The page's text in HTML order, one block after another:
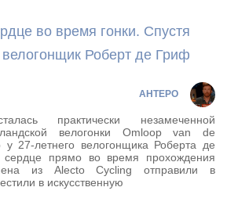
во время гонки. Спустя
Роберт де Гриф
AHTEPO
практически незамеченной
велогонки Omloop van de
27-летнего велогонщика Роберта де
сердце прямо во время прохождения
из Alecto Cycling отправили в
в искусственную